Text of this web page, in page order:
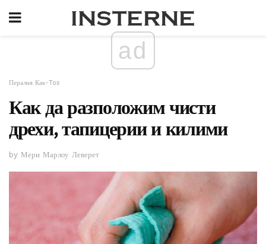
ad
Пералня Как-Tos
Как да разположим чисти
дрехи, тапицерии и килими
by Мери Марлоу Леверет